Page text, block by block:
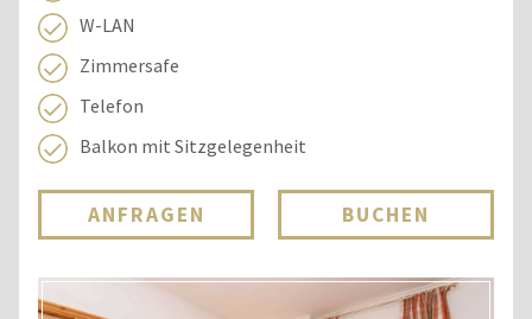
W-LAN
Zimmersafe
Telefon
Balkon mit Sitzgelegenheit
ANFRAGEN BUCHEN